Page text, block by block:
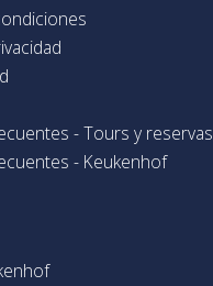
- Tours y reservas
- Keukenhof